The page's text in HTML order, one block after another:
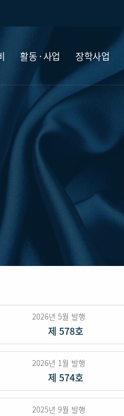
활동 · 사업 장학사업
2026년 5월 발행
제 578호
2026년 1월 발행
제 574호
2025년 9월 발행